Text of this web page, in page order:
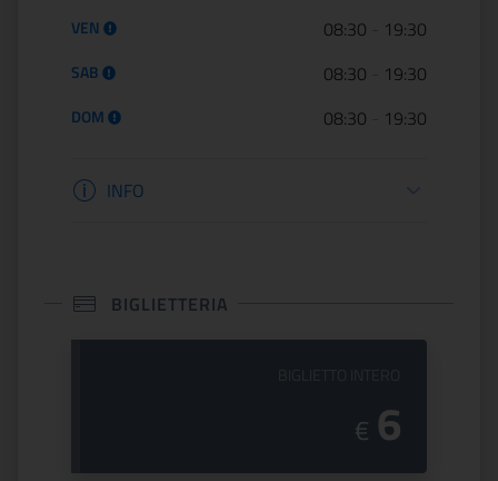
VEN 08:30 19:30
SAB 08:30 19:30
DOM 08:30 19:30
Informazioni apertura
INFO
BIGLIETTERIA
€ 6